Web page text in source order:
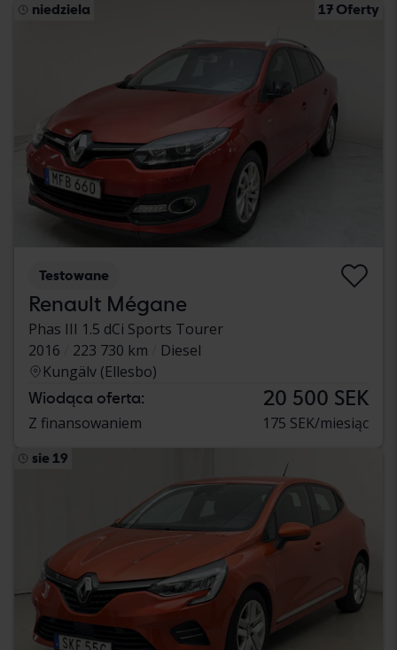
niedziela 17 Oferty
Testowane
Renault Mégane
Phas III 1.5 dCi Sports Tourer
2016
223 730 km
Diesel
Kungälv (Ellesbo)
Wiodąca oferta: 20 500 SEK
Z finansowaniem 175 SEK/miesiąc
sie 19